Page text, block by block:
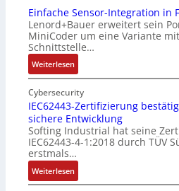
Einfache Sensor-Integration in
Lenord+Bauer erweitert sein
MiniCoder um eine Variante
Schnittstelle…
Weiterlesen:
E
i
n
f
a
c
h
e
S
Cybersecurity
IEC62443-Zertifizierung
sichere Entwicklung
Softing Industrial hat seine
IEC62443-4-1:2018 durch TÜV
erstmals…
Weiterlesen:
I